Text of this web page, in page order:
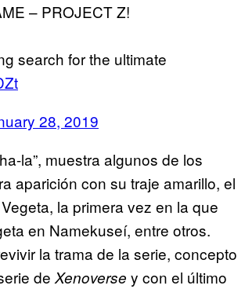
– PROJECT Z!
search for the ultimate
28, 2019
la”, muestra algunos de los
aparición con su traje amarillo, el
la primera vez en la que
en Namekuseí, entre otros.
la trama de la serie, concepto
de Xenoverse y con el último